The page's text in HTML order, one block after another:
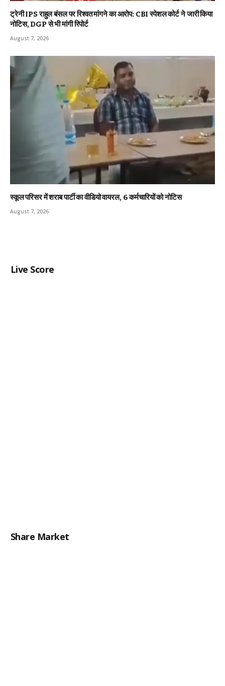
ट्रेनी IPS राहुल बंसल पर रिश्वत मांगने का आरोप: CBI स्पेशल कोर्ट ने जारी किया
नोटिस, DGP से भी मांगी रिपोर्ट
August 7, 2026
स्कूल परिसर में शराब पार्टी का वीडियो वायरल, 6 कर्मचारियों को नोटिस
August 7, 2026
Live Score
Share Market